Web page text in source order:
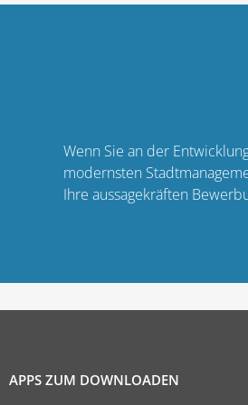
Wenn Sie an der
modernsten
Ihre aussagekräften
APPS ZUM DOWNLOADEN